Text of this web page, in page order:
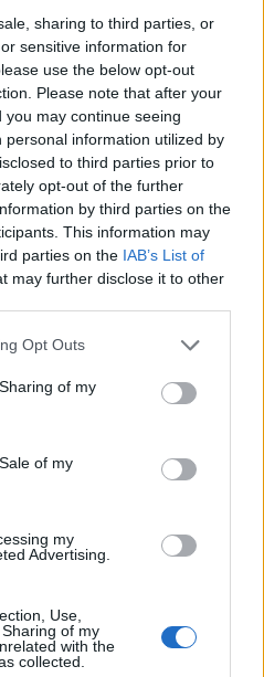
sharing to third parties, or
sensitive information for
use the below opt-out
Please note that after your
may continue seeing
information utilized by
to third parties prior to
opt-out of the further
by third parties on the
This information may
parties on the IAB’s List of
may further disclose it to other
app uses one or more Google
behaviour. You may click to
and its third-party tags to
purposes in below Google
Opt Outs
of my
of my
my
Advertising.
Use,
of my
with the
collected.
le soluzioni sviluppate
banco di prova per
ad altri settori.
approcci di riduzione
e controllo
mostrano che
adattamenti normativi e
mercati civili. Le
circuiti guidano
industriale.
: i compositi leggeri
carrozzerie vengono
e nell’automotive di
e consumi.
e l’elettronica di
di auto ibride
software di
e analisi dati
anche in edilizia,